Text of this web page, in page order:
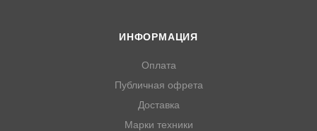
ИНФОРМАЦИЯ
Оплата
Публичная офрета
Доставка
Марки техники